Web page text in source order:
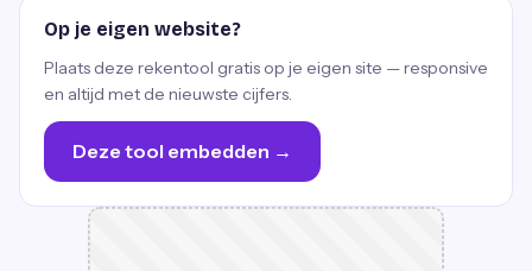
Op je eigen website?
Plaats deze rekentool gratis op je eigen site — responsive
en altijd met de nieuwste cijfers.
Deze tool embedden →